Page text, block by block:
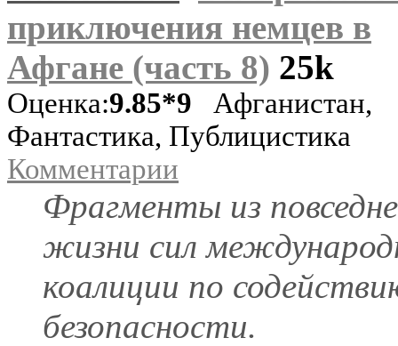
приключения немцев в
Афгане (часть 8) 25k
Оценка:9.85*9 Афганистан,
Фантастика, Публицистика
Комментарии
Фрагменты из
жизни сил
коалиции по
безопасности.